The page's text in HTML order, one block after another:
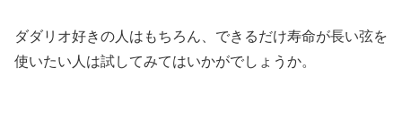
ダダリオ好きの人はもちろん、できるだけ寿命が長い弦を
使いたい人は試してみてはいかがでしょうか。